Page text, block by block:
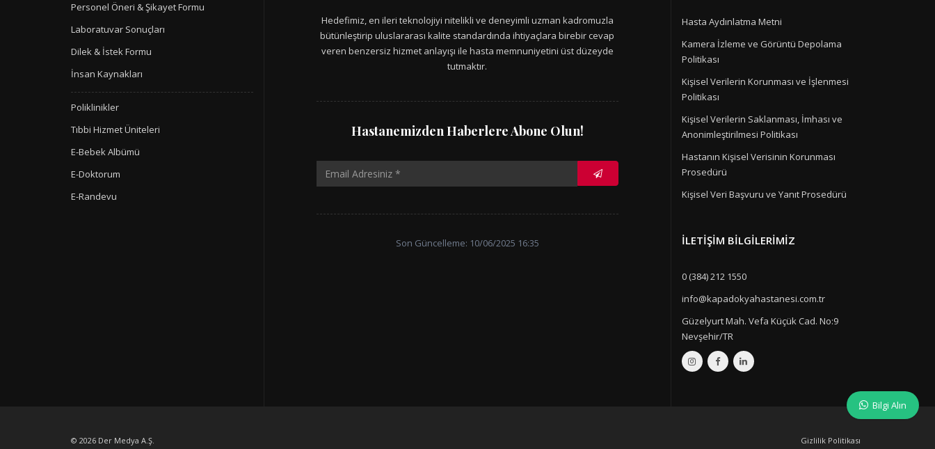
Personel Öneri & Şikayet Formu
Laboratuvar Sonuçları
Dilek & İstek Formu
İnsan Kaynakları
Poliklinikler
Tıbbi Hizmet Üniteleri
E-Bebek Albümü
E-Doktorum
E-Randevu
Hedefimiz, en ileri teknolojiyi nitelikli ve deneyimli uzman kadromuzla
bütünleştirip uluslararası kalite standardında ihtiyaçlara birebir cevap
veren benzersiz hizmet anlayışı ile hasta memnuniyetini üst düzeyde
tutmaktır.
Hastanemizden Haberlere Abone Olun!
Son Güncelleme: 10/06/2025 16:35
Hasta Aydınlatma Metni
Kamera İzleme ve Görüntü Depolama
Politikası
Kişisel Verilerin Korunması ve İşlenmesi
Politikası
Kişisel Verilerin Saklanması, İmhası ve
Anonimleştirilmesi Politikası
Hastanın Kişisel Verisinin Korunması
Prosedürü
Kişisel Veri Başvuru ve Yanıt Prosedürü
İLETIŞIM BILGILERIMIZ
0 (384) 212 1550
info@kapadokyahastanesi.com.tr
Güzelyurt Mah. Vefa Küçük Cad. No:9
Nevşehir/TR
© 2026 Der Medya A.Ş. Gizlilik Politikası
Bilgi Alın